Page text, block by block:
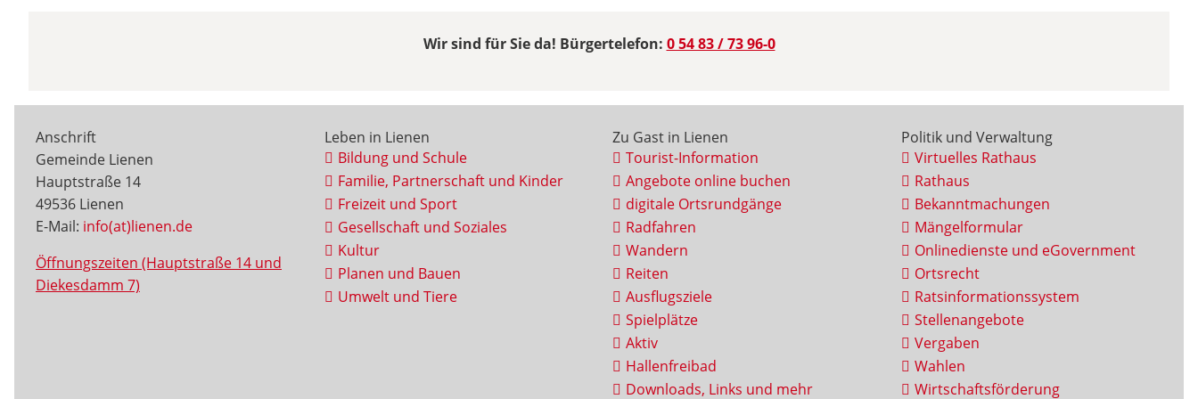
Wir sind für Sie da! Bürgertelefon: 0 54 83 / 73 96-0
Anschrift
Gemeinde Lienen
Hauptstraße 14
49536 Lienen
E-Mail: info(at)lienen.de
Öffnungszeiten (Hauptstraße 14 und
Diekesdamm 7)
Leben in Lienen
Bildung und Schule
Familie, Partnerschaft und Kinder
Freizeit und Sport
Gesellschaft und Soziales
Kultur
Planen und Bauen
Umwelt und Tiere
Zu Gast in Lienen
Tourist-Information
Angebote online buchen
digitale Ortsrundgänge
Radfahren
Wandern
Reiten
Ausflugsziele
Spielplätze
Aktiv
Hallenfreibad
Downloads, Links und mehr
Politik und Verwaltung
Virtuelles Rathaus
Rathaus
Bekanntmachungen
Mängelformular
Onlinedienste und eGovernment
Ortsrecht
Ratsinformationssystem
Stellenangebote
Vergaben
Wahlen
Wirtschaftsförderung